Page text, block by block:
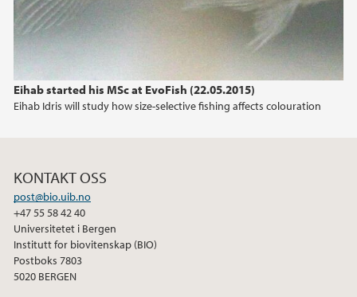
Eihab started his MSc at EvoFish (22.05.2015)
Eihab Idris will study how size-selective fishing affects colouration
KONTAKT OSS
post@bio.uib.no
+47 55 58 42 40
Universitetet i Bergen
Institutt for biovitenskap (BIO)
Postboks 7803
5020 BERGEN